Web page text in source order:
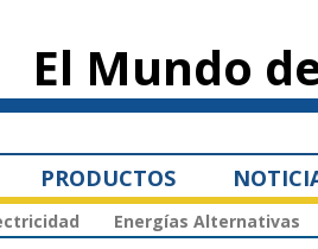
principal
El Mundo
PRODUCTOS
Energías Alternativas